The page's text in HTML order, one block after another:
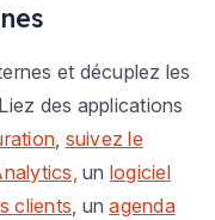
et décuplez les
des applications
, suivez le
un logiciel
clients, unagenda